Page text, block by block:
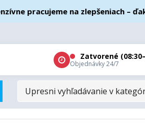
na zlepšeniach –
Zatvorené
Objednávky 24/7
UPRESNI
VYHĽADÁVANIE